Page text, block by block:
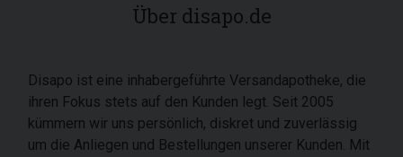
Über disapo.de
Disapo ist eine inhabergeführte Versandapotheke, die
ihren Fokus stets auf den Kunden legt. Seit 2005
kümmern wir uns persönlich, diskret und zuverlässig
um die Anliegen und Bestellungen unserer Kunden. Mit